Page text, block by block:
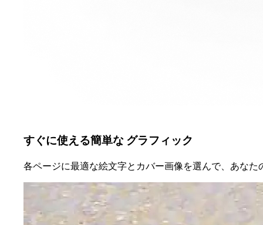
すぐに使える簡単な グラフィック
各ページに最適な絵文字とカバー画像を選んで、あな